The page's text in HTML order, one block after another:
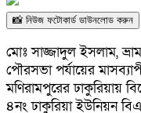
📸 নিউজ ফটোকার্ড ডাউনলোড করুন
মোঃ সাজ্জাদুল ইসলাম,
পৌরসভা পর্যায়ের
মণিরামপুরের ঢাকুরিয়ায়
৪নং ঢাকুরিয়া ইউনিয়ন